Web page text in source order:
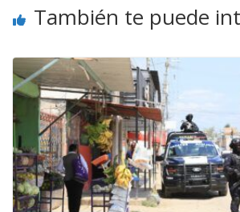
También te puede